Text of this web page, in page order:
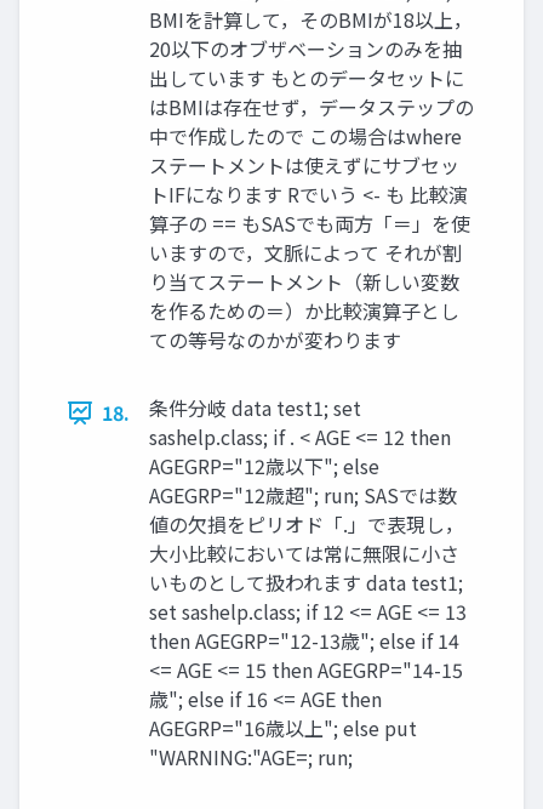
BMIを計算して，そのBMIが18以上，
20以下のオブザベーションのみを抽
出しています もとのデータセットに
はBMIは存在せず，データステップの
中で作成したので この場合はwhere
ステートメントは使えずにサブセッ
トIFになります Rでいう <- も 比較演
算子の == もSASでも両方「＝」を使
いますので，文脈によって それが割
り当てステートメント（新しい変数
を作るための＝）か比較演算子とし
ての等号なのかが変わります
18.
条件分岐 data test1; set
sashelp.class; if . < AGE <= 12 then
AGEGRP="12歳以下"; else
AGEGRP="12歳超"; run; SASでは数
値の欠損をピリオド「.」で表現し，
大小比較においては常に無限に小さ
いものとして扱われます data test1;
set sashelp.class; if 12 <= AGE <= 13
then AGEGRP="12-13歳"; else if 14
<= AGE <= 15 then AGEGRP="14-15
歳"; else if 16 <= AGE then
AGEGRP="16歳以上"; else put
"WARNING:"AGE=; run;